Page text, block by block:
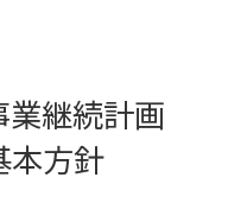
業継続計画
本方針